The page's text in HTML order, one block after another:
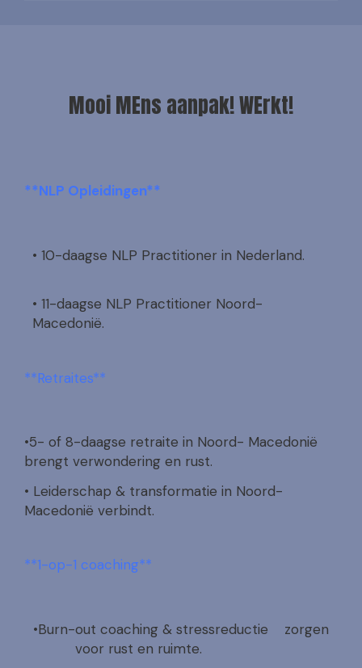
Mooi MEns aanpak! WErkt!
**NLP Opleidingen**
• 10-daagse NLP Practitioner in Nederland.
• 11-daagse NLP Practitioner Noord-
Macedonië.
**Retraites**
•5- of 8-daagse retraite in Noord- Macedonië
brengt verwondering en rust.
• Leiderschap & transformatie in Noord-
Macedonië verbindt.
**1-op-1 coaching**
•Burn-out coaching & stressreductie zorgen
voor rust en ruimte.